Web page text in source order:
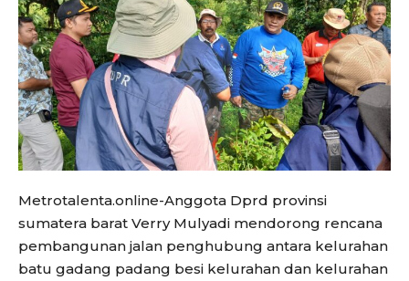
Metrotalenta.online-Anggota Dprd provinsi
sumatera barat Verry Mulyadi mendorong rencana
pembangunan jalan penghubung antara kelurahan
batu gadang padang besi kelurahan dan kelurahan